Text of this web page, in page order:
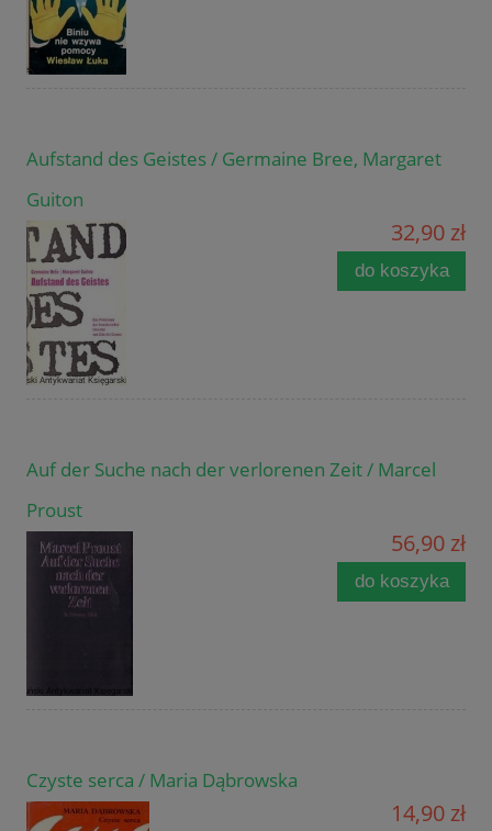
Aufstand des Geistes / Germaine Bree, Margaret
Guiton
32,90 zł
do koszyka
Auf der Suche nach der verlorenen Zeit / Marcel
Proust
56,90 zł
do koszyka
Czyste serca / Maria Dąbrowska
14,90 zł